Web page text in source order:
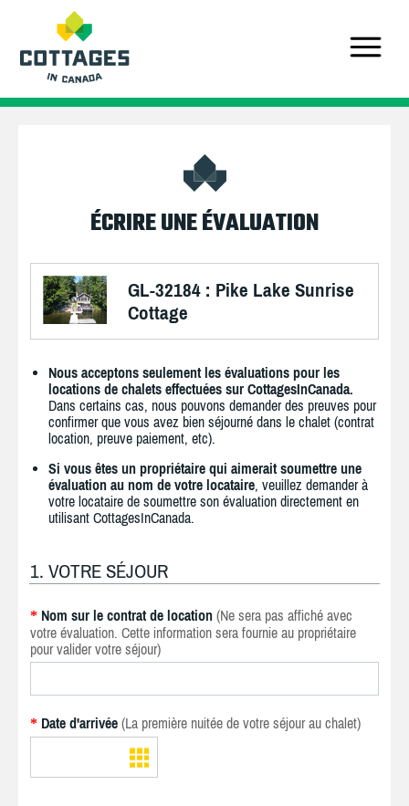
ÉCRIRE UNE ÉVALUATION
GL-32184 : Pike Lake Sunrise
Cottage
Nous acceptons seulement les évaluations pour les
locations de chalets effectuées sur CottagesInCanada.
Dans certains cas, nous pouvons demander des preuves pour
confirmer que vous avez bien séjourné dans le chalet (contrat
location, preuve paiement, etc).
Si vous êtes un propriétaire qui aimerait soumettre une
évaluation au nom de votre locataire, veuillez demander à
votre locataire de soumettre son évaluation directement en
utilisant CottagesInCanada.
1. VOTRE SÉJOUR
* Nom sur le contrat de location (Ne sera pas affiché avec
votre évaluation. Cette information sera fournie au propriétaire
pour valider votre séjour)
* Date d'arrivée (La première nuitée de votre séjour au chalet)